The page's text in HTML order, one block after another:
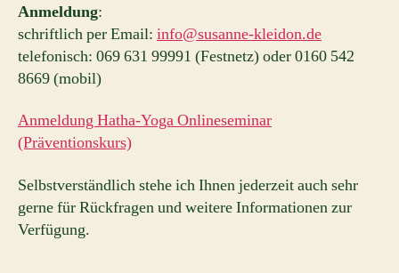
Anmeldung:
schriftlich per Email: info@susanne-kleidon.de
telefonisch: 069 631 99991 (Festnetz) oder 0160 542
8669 (mobil)
Anmeldung Hatha-Yoga Onlineseminar
(Präventionskurs)
Selbstverständlich stehe ich Ihnen jederzeit auch sehr
gerne für Rückfragen und weitere Informationen zur
Verfügung.